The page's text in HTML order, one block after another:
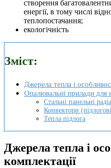
створення
енергії, в тому числі
теплопостачання;
екологічність
Зміст:
Джерела тепла і
Опалювальні прилади для
Стальні панельні
Конвектори
Тепла підлога
Джерела тепла і
комплектації